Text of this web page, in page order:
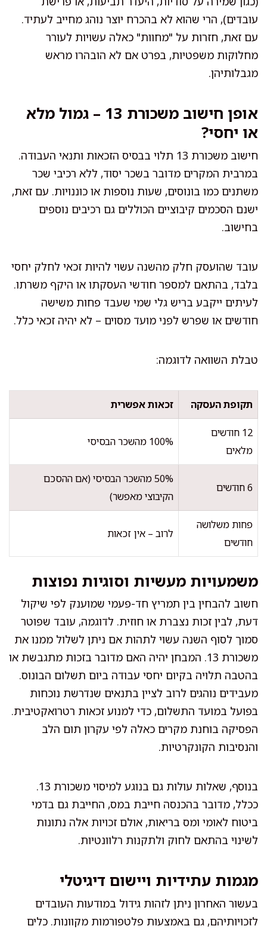
עובדים), הרי שהוא לא בהכרח יוצר נוהג מחייב לעתיד.
עם זאת, חזרות על "מחוות" כאלה עשויות לעורר
מחלוקות משפטיות, בפרט אם לא הובהרו מראש
מגבלותיהן.
אופן חישוב משכורת 13 – גמול מלא
או יחסי?
חישוב משכורת 13 תלוי בבסיס הזכאות ותנאי העבודה.
במרבית המקרים מדובר בשכר יסוד, ללא רכיבי שכר
משתנים כמו בונוסים, שעות נוספות או כוננויות. עם זאת,
ישנם הסכמים קיבוציים הכוללים גם רכיבים נוספים
בחישוב.
עובד שהועסק חלק מהשנה עשוי להיות זכאי לחלק יחסי
בלבד, בהתאם למספר חודשי העסקתו או היקף משרתו.
לעיתים ייקבע בריש גלי שמי שעבד פחות משישה
חודשים או שפרש לפני מועד מסוים – לא יהיה זכאי כלל.
טבלת השוואה לדוגמה:
תקופת העסקה זכאות אפשרית
12 חודשים
מלאים
100% מהשכר הבסיסי
6 חודשים
50% מהשכר הבסיסי (אם ההסכם
הקיבוצי מאפשר)
פחות משלושה
חודשים
לרוב – אין זכאות
משמעויות מעשיות וסוגיות נפוצות
חשוב להבחין בין תמריץ חד-פעמי שמוענק לפי שיקול
דעת, לבין זכות נצברת או חוזית. לדוגמה, עובד שפוטר
סמוך לסוף השנה עשוי לתהות אם ניתן לשלול ממנו את
משכורת 13. המבחן יהיה האם מדובר בזכות מתגבשת או
בהטבה תלויה בקיום יחסי עבודה ביום תשלום הבונוס.
מעבידים נוהגים לרוב לציין בתנאים שנדרשת נוכחות
בפועל במועד התשלום, כדי למנוע זכאות רטרואקטיבית.
הפסיקה בוחנת מקרים כאלה לפי עקרון תום הלב
והנסיבות הקונקרטיות.
בנוסף, שאלות עולות גם בנוגע למיסוי משכורת 13.
ככלל, מדובר בהכנסה חייבת במס, החייבת גם בדמי
ביטוח לאומי ומס בריאות, אולם זכויות אלה נתונות
לשינוי בהתאם לחוק ולתקנות רלוונטיות.
מגמות עתידיות ויישום דיגיטלי
בעשור האחרון ניתן לזהות גידול במודעות העובדים
לזכויותיהם, גם באמצעות פלטפורמות מקוונות. כלים